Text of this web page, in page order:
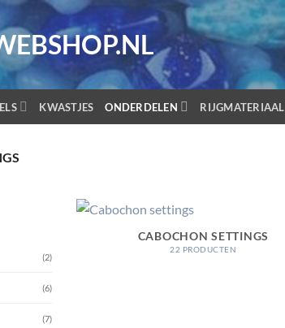
KWASTJES ONDERDELEN RIJGMATERIAAL
(2)
(6)
(7)
CABOCHON SETTINGS
22 PRODUCTEN